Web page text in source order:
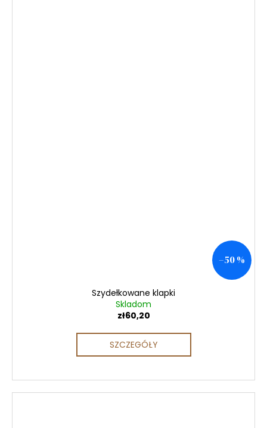
–50 %
Szydełkowane klapki
Skladom
zł60,20
SZCZEGÓŁY